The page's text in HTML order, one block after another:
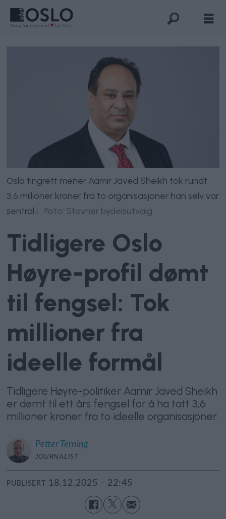
Oslo tingrett mener Aamir Javed Sheikh tok rundt
3,6 millioner kroner fra to organisasjoner han selv var
sentral i.
Foto: Stovner bydelsutvalg
Tidligere Oslo
Høyre-profil dømt
til fengsel: Tok
millioner fra
ideelle formål
Tidligere Høyre-politiker Aamir Javed Sheikh
er dømt til ett års fengsel for å ha tatt 3,6
millioner kroner fra to ideelle organisasjoner.
Petter Terning
JOURNALIST
PUBLISERT 18.12.2025 - 22:45